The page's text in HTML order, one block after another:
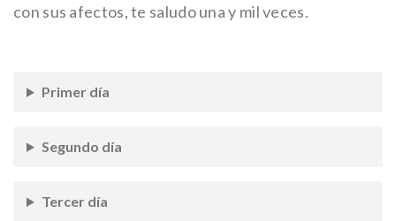
con sus afectos, te saludo una y mil veces.
Primer día
Segundo día
Tercer día